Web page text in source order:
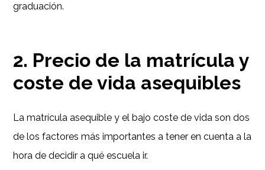
graduación.
2. Precio de la matrícula y
coste de vida asequibles
La matrícula asequible y el bajo coste de vida son dos
de los factores más importantes a tener en cuenta a la
hora de decidir a qué escuela ir.